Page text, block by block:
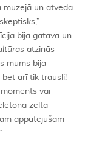
muzejā un atveda
bija gatava un
atzinās —
mums bija
bet arī tik trausli!
vai
zelta
apputējušām